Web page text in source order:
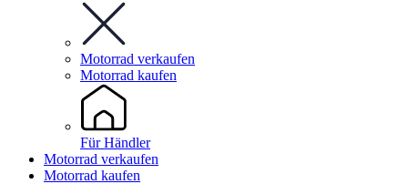
Motorrad verkaufen
Motorrad kaufen
Für Händler
Motorrad verkaufen
Motorrad kaufen